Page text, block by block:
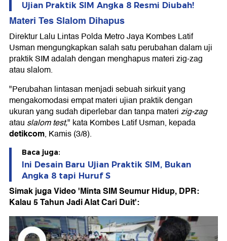
Ujian Praktik SIM Angka 8 Resmi Diubah!
Materi Tes Slalom Dihapus
Direktur Lalu Lintas Polda Metro Jaya Kombes Latif
Usman mengungkapkan salah satu perubahan dalam uji
praktik SIM adalah dengan menghapus materi zig-zag
atau slalom.
"Perubahan lintasan menjadi sebuah sirkuit yang
mengakomodasi empat materi ujian praktik dengan
ukuran yang sudah diperlebar dan tanpa materizig-zag
atau slalom test," kata Kombes Latif Usman, kepada
detikcom, Kamis (3/8).
Baca juga:
Ini Desain Baru Ujian Praktik SIM, Bukan
Angka 8 tapi Huruf S
Simak juga Video 'Minta SIM Seumur Hidup, DPR:
Kalau 5 Tahun Jadi Alat Cari Duit':